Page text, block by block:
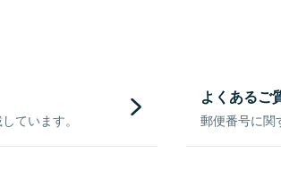
ています。
よくあるご
郵便番号に関